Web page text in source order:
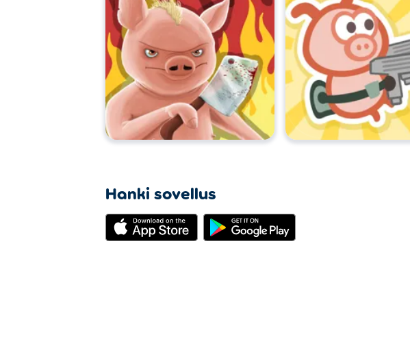
Hanki sovellus